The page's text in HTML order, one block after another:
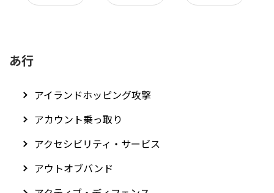
あ行
アイランドホッピング攻撃
アカウント乗っ取り
アクセシビリティ・サービス
アウトオブバンド